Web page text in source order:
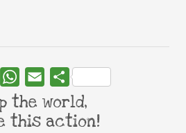
TwitterWhatsApp
Email Share
the world,
this action!